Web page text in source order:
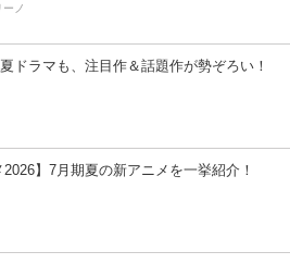
ーノ
ドラマも、注目作＆話題作が勢ぞろい！
2026】7月期夏の新アニメを一挙紹介！